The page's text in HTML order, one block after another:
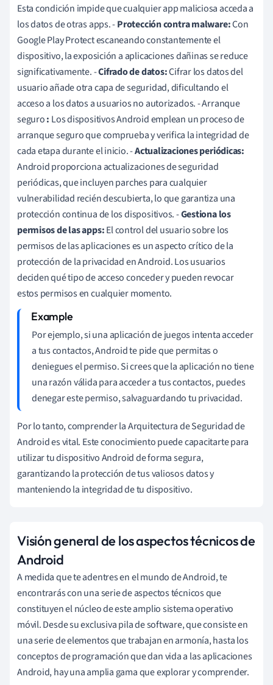
Esta condición impide que cualquier app maliciosa acceda a
los datos de otras apps. -Protección contra malware:Con
Google Play Protect escaneando constantemente el
dispositivo, la exposición a aplicaciones dañinas se reduce
significativamente. -Cifrado de datos:Cifrar los datos del
usuario añade otra capa de seguridad, dificultando el
acceso a los datos a usuarios no autorizados. - Arranque
seguro: Los dispositivos Android emplean un proceso de
arranque seguro que comprueba y verifica la integridad de
cada etapa durante el inicio. -Actualizaciones periódicas:
Android proporciona actualizaciones de seguridad
periódicas, que incluyen parches para cualquier
vulnerabilidad recién descubierta, lo que garantiza una
protección continua de los dispositivos. -Gestiona los
permisos de las apps:El control del usuario sobre los
permisos de las aplicaciones es un aspecto crítico de la
protección de la privacidad en Android. Los usuarios
deciden qué tipo de acceso conceder y pueden revocar
estos permisos en cualquier momento.
Por ejemplo, si una aplicación de juegos intenta acceder
a tus contactos, Android te pide que permitas o
deniegues el permiso. Si crees que la aplicación no tiene
una razón válida para acceder a tus contactos, puedes
denegar este permiso, salvaguardando tu privacidad.
Por lo tanto, comprender la Arquitectura de Seguridad de
Android es vital. Este conocimiento puede capacitarte para
utilizar tu dispositivo Android de forma segura,
garantizando la protección de tus valiosos datos y
manteniendo la integridad de tu dispositivo.
Visión general de los aspectos técnicos de
Android
A medida que te adentres en el mundo de Android, te
encontrarás con una serie de aspectos técnicos que
constituyen el núcleo de este amplio sistema operativo
móvil. Desde su exclusiva pila de software, que consiste en
una serie de elementos que trabajan en armonía, hasta los
conceptos de programación que dan vida a las aplicaciones
Android, hay una amplia gama que explorar y comprender.